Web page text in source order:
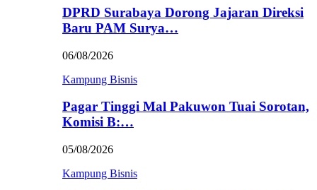
DPRD Surabaya Dorong Jajaran Direksi
Baru PAM Surya…
06/08/2026
Kampung Bisnis
Pagar Tinggi Mal Pakuwon Tuai Sorotan,
Komisi B:…
05/08/2026
Kampung Bisnis